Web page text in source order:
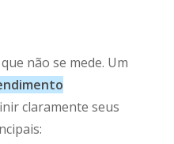
não se mede. Um
claramente seus